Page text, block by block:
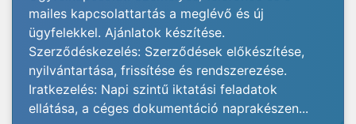
mailes kapcsolattartás a meglévő és új
ügyfelekkel. Ajánlatok készítése.
Szerződéskezelés: Szerződések előkészítése,
nyilvántartása, frissítése és rendszerezése.
Iratkezelés: Napi szintű iktatási feladatok
ellátása, a céges dokumentáció naprakészen...